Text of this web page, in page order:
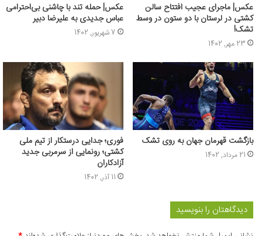
عکس‌| ماجرای عجیب افتتاح سالن
کشتی در لرستان با دو ستون در وسط
تشک!
23 مهر, 1402
عکس| حمله تند با چاشنی بی‌احترامی
عباس جدیدی به علیرضا دبیر
7 شهریور, 1402
بازگشت قهرمان جهان به روی تشک
21 مرداد, 1402
فوری؛ جدایی درستکار از تیم ملی
کشتی؛ رونمایی از سرمربی جدید
آزادکاران
11 آذر, 1402
دیدگاهتان را بنویسید